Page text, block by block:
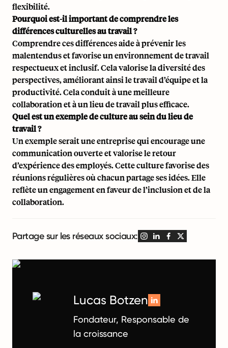
flexibilité.
Pourquoi est-il important de comprendre les
différences culturelles au travail ?
Comprendre ces différences aide à prévenir les
malentendus et favorise un environnement de travail
respectueux et inclusif. Cela valorise la diversité des
perspectives, améliorant ainsi le travail d’équipe et la
productivité. Cela conduit à une meilleure
collaboration et à un lieu de travail plus efficace.
Quel est un exemple de culture au sein du lieu de
travail ?
Un exemple serait une entreprise qui encourage une
communication ouverte et valorise le retour
d’expérience des employés. Cette culture favorise des
réunions régulières où chacun partage ses idées. Elle
reflète un engagement en faveur de l’inclusion et de la
collaboration.
Partage sur les réseaux sociaux:
Lucas Botzen
Fondateur, Responsable de
la croissance